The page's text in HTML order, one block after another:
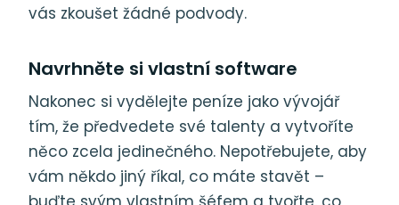
vás zkoušet žádné podvody.
Navrhněte si vlastní software
Nakonec si vydělejte peníze jako vývojář
tím, že předvedete své talenty a vytvoříte
něco zcela jedinečného. Nepotřebujete, aby
vám někdo jiný říkal, co máte stavět –